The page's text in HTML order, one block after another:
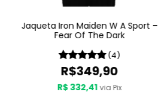
Jaqueta Iron Maiden W A Sport –
Fear Of The Dark
(4)
R$349,90
R$ 332,41 via Pix